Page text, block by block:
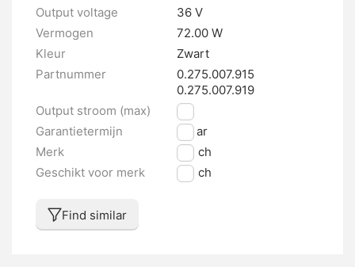
Output voltage
36 V
Vermogen
72.00 W
Kleur
Zwart
Partnummer
0.275.007.915
0.275.007.919
Output stroom (max)
2 A
Garantietermijn
2 jaar
Merk
Bosch
Geschikt voor merk
Bosch
Find similar